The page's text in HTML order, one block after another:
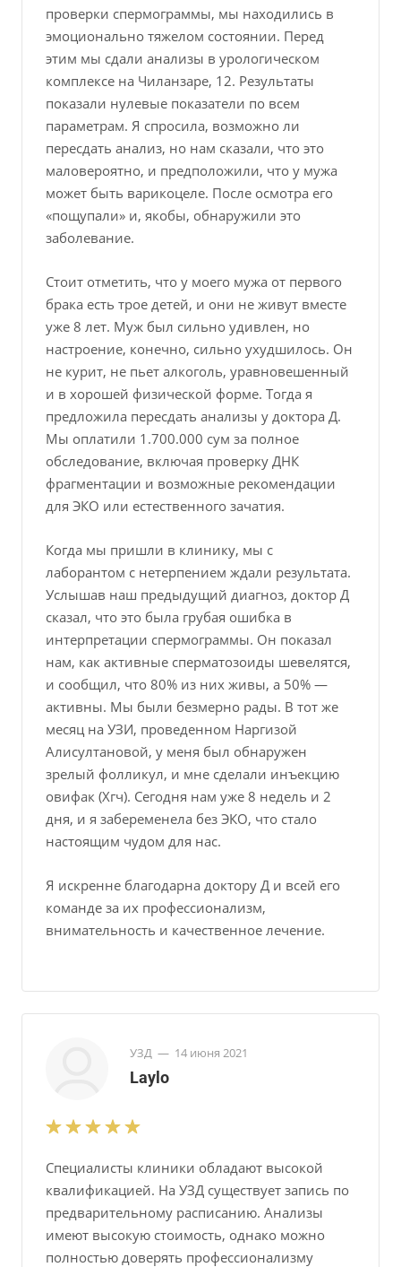
проверки спермограммы, мы находились в
эмоционально тяжелом состоянии. Перед
этим мы сдали анализы в урологическом
комплексе на Чиланзаре, 12. Результаты
показали нулевые показатели по всем
параметрам. Я спросила, возможно ли
пересдать анализ, но нам сказали, что это
маловероятно, и предположили, что у мужа
может быть варикоцеле. После осмотра его
«пощупали» и, якобы, обнаружили это
заболевание.
Стоит отметить, что у моего мужа от первого
брака есть трое детей, и они не живут вместе
уже 8 лет. Муж был сильно удивлен, но
настроение, конечно, сильно ухудшилось. Он
не курит, не пьет алкоголь, уравновешенный
и в хорошей физической форме. Тогда я
предложила пересдать анализы у доктора Д.
Мы оплатили 1.700.000 сум за полное
обследование, включая проверку ДНК
фрагментации и возможные рекомендации
для ЭКО или естественного зачатия.
Когда мы пришли в клинику, мы с
лаборантом с нетерпением ждали результата.
Услышав наш предыдущий диагноз, доктор Д
сказал, что это была грубая ошибка в
интерпретации спермограммы. Он показал
нам, как активные сперматозоиды шевелятся,
и сообщил, что 80% из них живы, а 50% —
активны. Мы были безмерно рады. В тот же
месяц на УЗИ, проведенном Наргизой
Алисултановой, у меня был обнаружен
зрелый фолликул, и мне сделали инъекцию
овифак (Хгч). Сегодня нам уже 8 недель и 2
дня, и я забеременела без ЭКО, что стало
настоящим чудом для нас.
Я искренне благодарна доктору Д и всей его
команде за их профессионализм,
внимательность и качественное лечение.
УЗД — 14 июня 2021
Laylo
Специалисты клиники обладают высокой
квалификацией. На УЗД существует запись по
предварительному расписанию. Анализы
имеют высокую стоимость, однако можно
полностью доверять профессионализму